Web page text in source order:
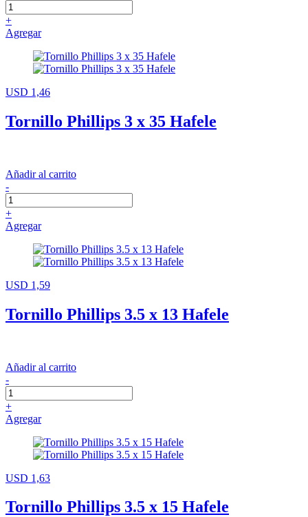
+
Agregar
USD 1,46
Tornillo Phillips 3 x 35 Hafele
Añadir al carrito
-
+
Agregar
USD 1,59
Tornillo Phillips 3.5 x 13 Hafele
Añadir al carrito
-
+
Agregar
USD 1,63
Tornillo Phillips 3.5 x 15 Hafele